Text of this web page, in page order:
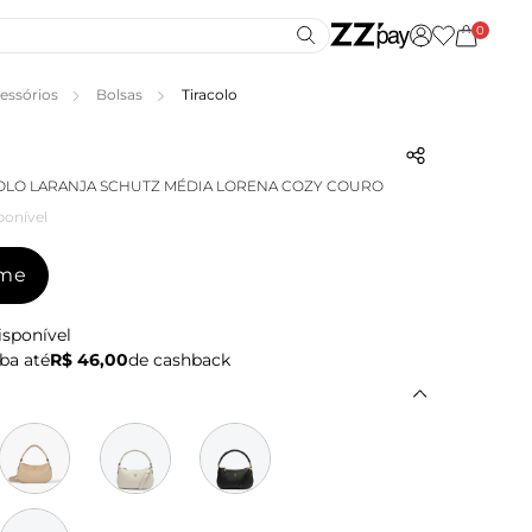
0
Bolsas Tiracolo
LARANJA SCHUTZ MÉDIA LORENA COZY COURO
atéR$ 46,00de cashback